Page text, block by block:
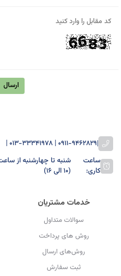
کد مقابل را وارد کنید
ارسال
|
0911-9462829 | 013-33341978 |
ساعت
کاری:
(۱۰ الی ۱۶)
خدمات مشتریان
سوالات متداول
روش های پرداخت
روش‌های ارسال
ثبت سفارش